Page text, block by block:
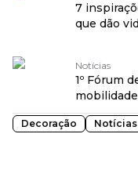
7
que dão
Notícias
1º Fórum
Decoração Notícias